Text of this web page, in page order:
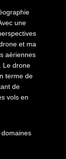
une
et ma
aériennes
Le drone
terme de
de
vols en